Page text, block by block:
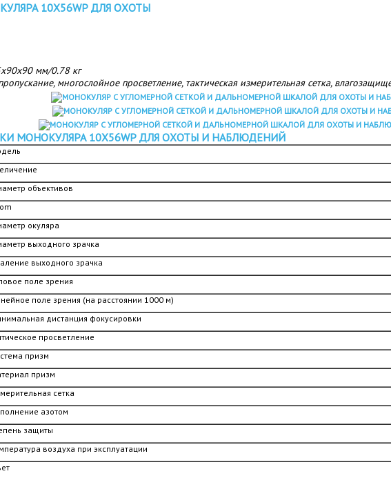
10Х56WP ДЛЯ ОХОТЫ
мм/0.78 кг
многослойное просветление, тактическая измерительная сетка,
МОНОКУЛЯРА 10Х56WP ДЛЯ ОХОТЫ И НАБЛЮДЕНИЙ
объективов
окуляра
выходного зрачка
выходного зрачка
поле зрения
поле зрения (на расстоянии 1000 м)
дистанция фокусировки
просветление
призм
призм
сетка
азотом
защиты
воздуха при эксплуатации